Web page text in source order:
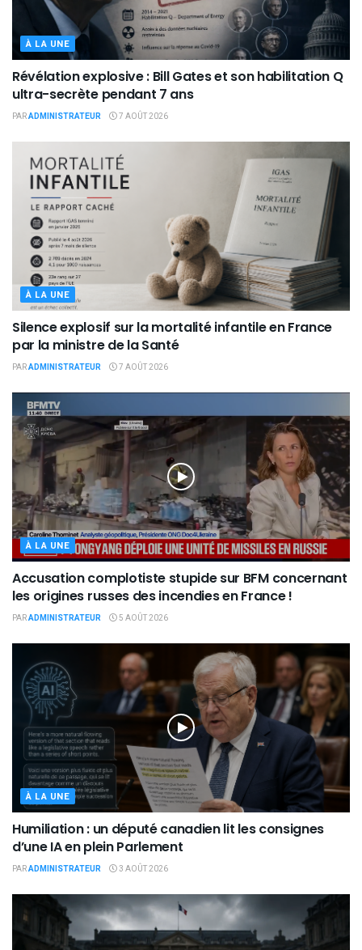
À LA UNE
Révélation explosive : Bill Gates et son habilitation Q
ultra-secrète pendant 7 ans
PARADMINISTRATEUR 7 AOÛT 2026
À LA UNE
Silence explosif sur la mortalité infantile en France
par la ministre de la Santé
PARADMINISTRATEUR 7 AOÛT 2026
À LA UNE
Accusation complotiste stupide sur BFM concernant
les origines russes des incendies en France !
PARADMINISTRATEUR 5 AOÛT 2026
À LA UNE
Humiliation : un député canadien lit les consignes
d’une IA en plein Parlement
PARADMINISTRATEUR 3 AOÛT 2026